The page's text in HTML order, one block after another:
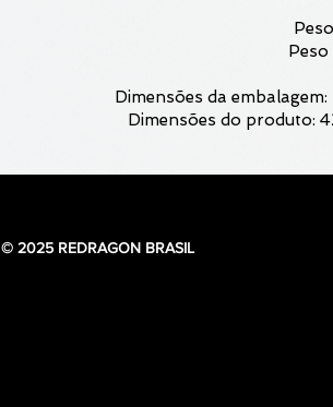
Dimensões da
Dimensões do produto:
© 2025 REDRAGON BRASIL